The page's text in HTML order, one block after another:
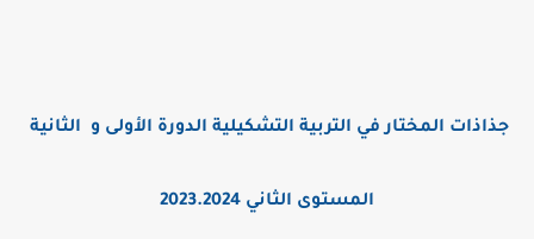
جذاذات المختار في التربية التشكيلية الدورة الأولى و الثانية
المستوى الثاني 2023.2024